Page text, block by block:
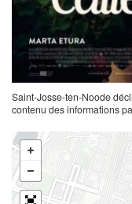
Saint-Josse-ten-Noode
contenu des informations